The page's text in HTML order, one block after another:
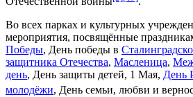
Во всех парках и культурных
мероприятия, посвящённые
Победы, День победы в
защитника Отечества, Масленица,
день, День защиты детей, 1 Мая, День
молодёжи, День семьи, любви и